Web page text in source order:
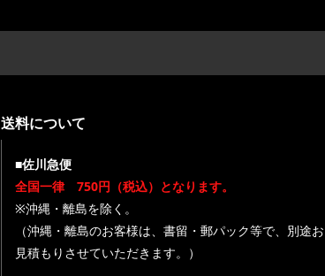
送料について
■佐川急便
全国一律 750円（税込）となります。
※沖縄・離島を除く。
（沖縄・離島のお客様は、書留・郵パック等で、別途お
見積もりさせていただきます。）